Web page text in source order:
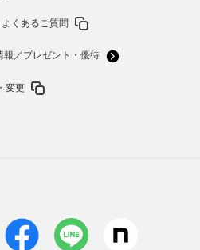
くあるご質問
報／プレゼント・優待
変更